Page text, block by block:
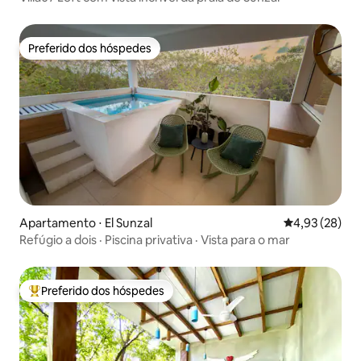
Preferido dos hóspedes
Preferido dos hóspedes
Apartamento ⋅ El Sunzal 4,93 de uma
4,93 (28)
Refúgio a dois · Piscina privativa · Vista para o mar
Entre os melhores preferidos dos hóspedes
Preferido dos hóspedes